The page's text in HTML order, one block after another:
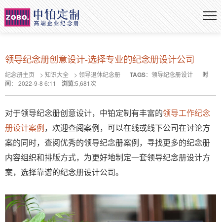
领导纪念册创意设计-选择专业的纪念册设计公司
纪念册主页 > 知识大全 > 领导退休纪念册 TAGS： 领导纪念册设计
时
间： 2022-9-8 6:11 浏览:5,681次
对于领导纪念册创意设计，中铂定制有丰富的领导工作纪念
册设计案例，欢迎查阅案例，可以在线或线下公司在讨论方
案的同时，查阅优秀的领导纪念册案例，寻找更多的纪念册
内容组织和排版方式，为更好地制定一套领导纪念册设计方
案，选择靠谱的纪念册设计公司。